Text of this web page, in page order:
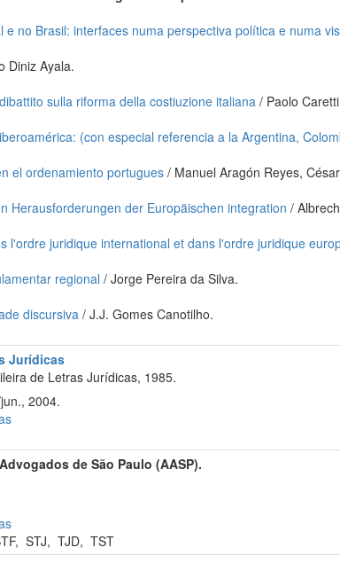
no Brasil: interfaces numa perspectiva política e numa
Diniz Ayala.
sulla riforma della costiuzione italiana / Paolo
(con especial referencia a la Argentina,
el ordenamiento portugues/ Manuel Aragón Reyes,
Herausforderungen der Europäischen integration /
l'ordre juridique international et dans l'ordre juridique
regional / Jorge Pereira da Silva.
discursiva / J.J. Gomes Canotilho.
Jurídicas
de Letras Jurídicas, 1985.
2004.
de São Paulo (AASP).
, STJ, TJD, TST